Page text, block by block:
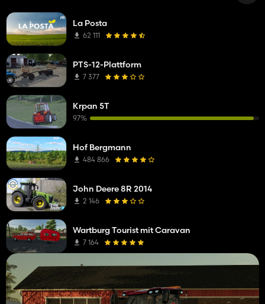
La Posta
62 111
PTS-12-Plattform
7 377
Krpan 5T
97%
Hof Bergmann
484 866
John Deere 8R 2014
2 146
Wartburg Tourist mit Caravan
7 164